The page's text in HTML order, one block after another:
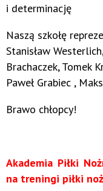
i determinację
Naszą szkołę
Stanisław
Brachaczek, Tomek
Paweł Grabiec ,
Brawo chłopcy!
Akademia Piłki
na treningi piłki